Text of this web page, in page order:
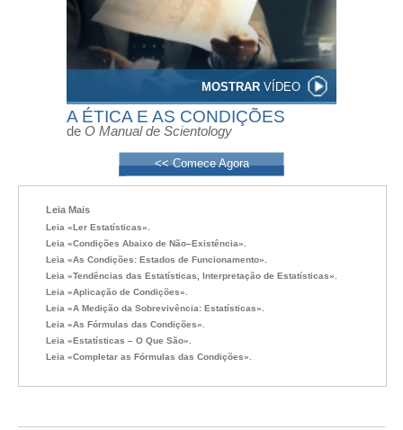
MOSTRAR VÍDEO
A ÉTICA E AS CONDIÇÕES
de O Manual de Scientology
<< Comece Agora
Leia Mais
Leia «Ler Estatísticas».
Leia «Condições Abaixo de Não–Existência».
Leia «As Condições: Estados de Funcionamento».
Leia «Tendências das Estatísticas, Interpretação de Estatísticas».
Leia «Aplicação de Condições».
Leia «A Medição da Sobrevivência: Estatísticas».
Leia «As Fórmulas das Condições».
Leia «Estatísticas – O Que São».
Leia «Completar as Fórmulas das Condições».